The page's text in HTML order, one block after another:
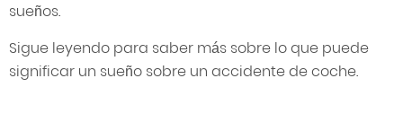
sueños.
Sigue leyendo para saber más sobre lo que puede
significar un sueño sobre un accidente de coche.